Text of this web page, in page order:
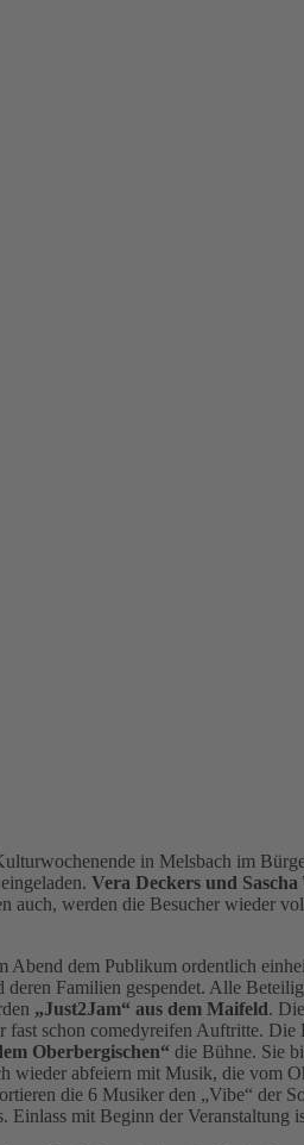
in Melsbach im
Vera Deckers und
auch, werden die Besucher wieder
Abend dem Publikum ordentlich
Familien gespendet. Alle
„Just2Jam“ aus dem Maifeld.
schon comedyreifen Auftritte.
Oberbergischen“ die Bühne. Sie
wieder abfeiern mit Musik, die vom
die 6 Musiker den „Vibe“ der
Einlass mit Beginn der Veranstaltung